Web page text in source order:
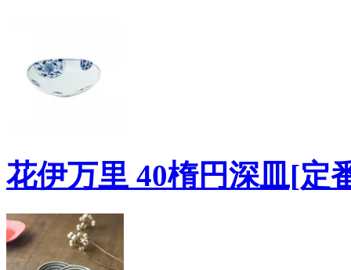
花伊万里 40楕円深皿[定